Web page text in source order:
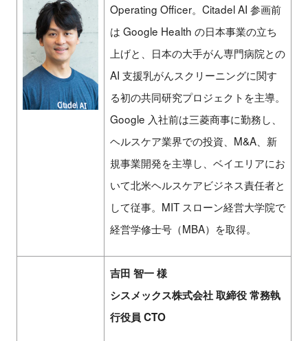
Operating Officer。Citadel AI 参画前
は Google Health の日本事業の立ち
上げと、日本の大手がん専門病院との
AI 支援乳がんスクリーニングに関す
る初の共同研究プロジェクトを主導。
Google 入社前は三菱商事に勤務し、
ヘルスケア業界での投資、M&A、新
規事業開発を主導し、ベイエリアにお
いて北米ヘルスケアビジネス責任者と
して従事。MIT スローン経営大学院で
経営学修士号（MBA）を取得。
吉田 智一 様
シスメックス株式会社 取締役 常務執
行役員 CTO